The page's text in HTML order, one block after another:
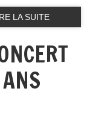
LA SUITE